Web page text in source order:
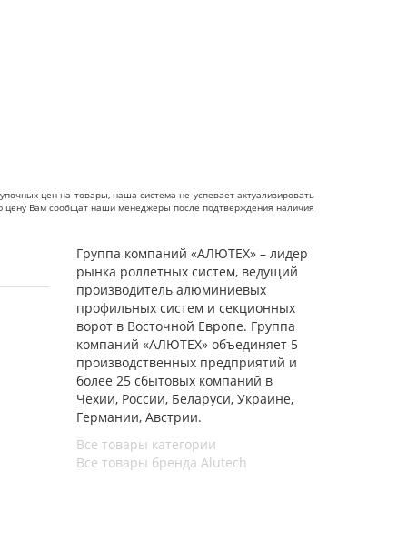
цен на товары, наша система не успевает актуализировать
Вам сообщат наши менеджеры после подтверждения наличия
Группа компаний «АЛЮТЕХ» – лидер
рынка роллетных систем, ведущий
производитель алюминиевых
профильных систем и секционных
ворот в Восточной Европе. Группа
компаний «АЛЮТЕХ» объединяет 5
производственных предприятий и
более 25 сбытовых компаний в
Чехии, России, Беларуси, Украине,
Германии, Австрии.
Все товары категории
Все товары бренда Alutech